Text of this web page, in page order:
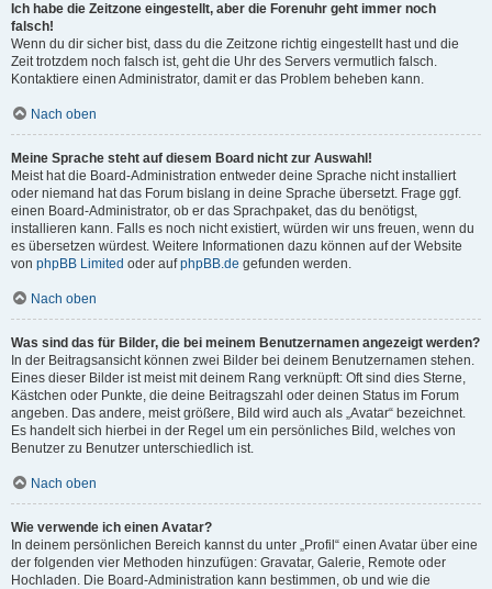
Ich habe die Zeitzone eingestellt, aber die Forenuhr geht immer noch
falsch!
Wenn du dir sicher bist, dass du die Zeitzone richtig eingestellt hast und die
Zeit trotzdem noch falsch ist, geht die Uhr des Servers vermutlich falsch.
Kontaktiere einen Administrator, damit er das Problem beheben kann.
Nach oben
Meine Sprache steht auf diesem Board nicht zur Auswahl!
Meist hat die Board-Administration entweder deine Sprache nicht installiert
oder niemand hat das Forum bislang in deine Sprache übersetzt. Frage ggf.
einen Board-Administrator, ob er das Sprachpaket, das du benötigst,
installieren kann. Falls es noch nicht existiert, würden wir uns freuen, wenn du
es übersetzen würdest. Weitere Informationen dazu können auf der Website
von phpBB Limited oder aufphpBB.de gefunden werden.
Nach oben
Was sind das für Bilder, die bei meinem Benutzernamen angezeigt werden?
In der Beitragsansicht können zwei Bilder bei deinem Benutzernamen stehen.
Eines dieser Bilder ist meist mit deinem Rang verknüpft: Oft sind dies Sterne,
Kästchen oder Punkte, die deine Beitragszahl oder deinen Status im Forum
angeben. Das andere, meist größere, Bild wird auch als „Avatar“ bezeichnet.
Es handelt sich hierbei in der Regel um ein persönliches Bild, welches von
Benutzer zu Benutzer unterschiedlich ist.
Nach oben
Wie verwende ich einen Avatar?
In deinem persönlichen Bereich kannst du unter „Profil“ einen Avatar über eine
der folgenden vier Methoden hinzufügen: Gravatar, Galerie, Remote oder
Hochladen. Die Board-Administration kann bestimmen, ob und wie die